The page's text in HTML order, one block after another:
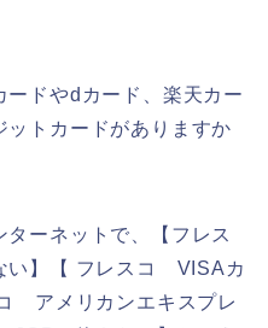
ードやdカード、楽天カー
ットカードがありますか
ーネットで、【フレス
】【 フレスコ VISAカ
アメリカンエキスプレ